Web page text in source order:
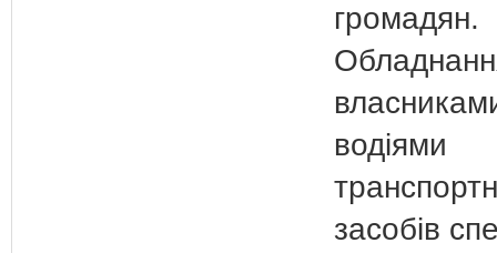
громадян.
водіями
засобів